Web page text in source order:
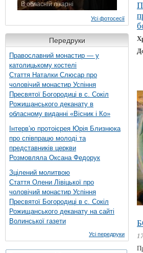
В обласній лікарні
Усі фотосесії
Передруки
Православний монастир — у
католицькому костелі
Стаття Наталки Слюсар про
чоловічий монастир Успіння
Пресвятої Богородиці в с. Сокіл
Рожищанського деканату в
обласному виданні «Вісник і Ко»
Інтерв’ю протоієрея Юрія Близнюка
про співпрацю молоді та
представників церкви
Розмовляла Оксана Федорук
Зцілений молитвою
Стаття Олени Лівіцької про
чоловічий монастир Успіння
Пресвятої Богородиці в с. Сокіл
Рожищанського деканату на сайті
Волинської газети
Усі передруки